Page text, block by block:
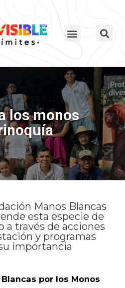
los monos
Manos Blancas
esta especie de
a través de acciones
y programas
importancia
por los Monos